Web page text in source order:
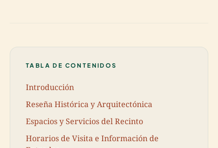
TABLA DE CONTENIDOS
Introducción
Reseña Histórica y Arquitectónica
Espacios y Servicios del Recinto
Horarios de Visita e Información de